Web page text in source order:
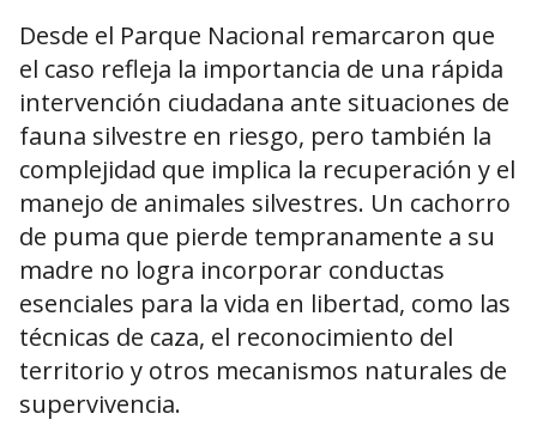
Desde el Parque Nacional remarcaron que
el caso refleja la importancia de una rápida
intervención ciudadana ante situaciones de
fauna silvestre en riesgo, pero también la
complejidad que implica la recuperación y el
manejo de animales silvestres. Un cachorro
de puma que pierde tempranamente a su
madre no logra incorporar conductas
esenciales para la vida en libertad, como las
técnicas de caza, el reconocimiento del
territorio y otros mecanismos naturales de
supervivencia.